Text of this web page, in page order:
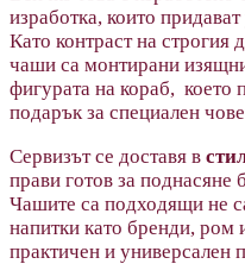
изработка, които
Като контраст на строгия
чаши са монтирани
фигурата на кораб, което
подарък за специален
Сервизът се доставя в
прави готов за поднасяне
Чашите са подходящи не
напитки като бренди, ром
практичен и универсален